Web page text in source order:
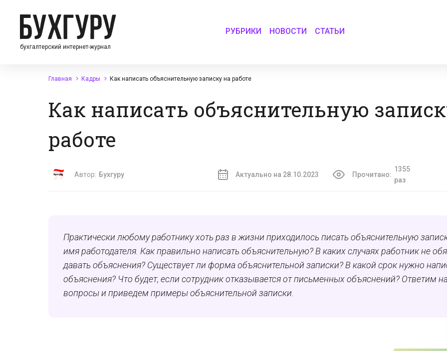
бухгалтерский интернет-журнал
РУБРИКИ НОВОСТИ СТАТЬИ
Главная Кадры Как написать объяснительную записку на работе
Как написать объяснительную
работе
Автор: Бухгуру Актуально на 28.10.2023 Прочитано:
1355
раз
Практически любому работнику хоть раз в жизни приходилось писать объяснительную
имя работодателя. Как правильно написать объяснительную? В каких случаях работник не
давать объяснения? Существует ли форма объяснительной записки? В какой срок нужно
объяснения? Что будет, если сотрудник отказывается от письменных объяснений? Ответим
вопросы и приведем примеры объяснительной записки.